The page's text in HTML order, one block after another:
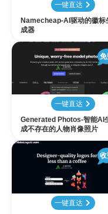
一键直达
Namecheap-AI驱动的徽标
成器
免
一键直达
Generated Photos-智能AI
成不存在的人物肖像照片
收
一键直达